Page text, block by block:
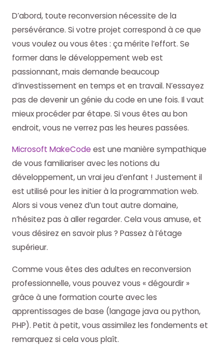
D’abord, toute reconversion nécessite de la
persévérance. Si votre projet correspond à ce que
vous voulez ou vous êtes : ça mérite l’effort. Se
former dans le développement web est
passionnant, mais demande beaucoup
d’investissement en temps et en travail. N’essayez
pas de devenir un génie du code en une fois. Il vaut
mieux procéder par étape. Si vous êtes au bon
endroit, vous ne verrez pas les heures passées.
Microsoft MakeCode est une manière sympathique
de vous familiariser avec les notions du
développement, un vrai jeu d’enfant ! Justement il
est utilisé pour les initier à la programmation web.
Alors si vous venez d’un tout autre domaine,
n’hésitez pas à aller regarder. Cela vous amuse, et
vous désirez en savoir plus ? Passez à l’étage
supérieur.
Comme vous êtes des adultes en reconversion
professionnelle, vous pouvez vous « dégourdir »
grâce à une formation courte avec les
apprentissages de base (langage java ou python,
PHP). Petit à petit, vous assimilez les fondements et
remarquez si cela vous plaît.